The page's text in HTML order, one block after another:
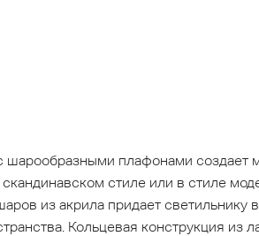
шарообразными плафонами
стиле или в стиле
из акрила придает светильнику
Кольцевая конструкция из